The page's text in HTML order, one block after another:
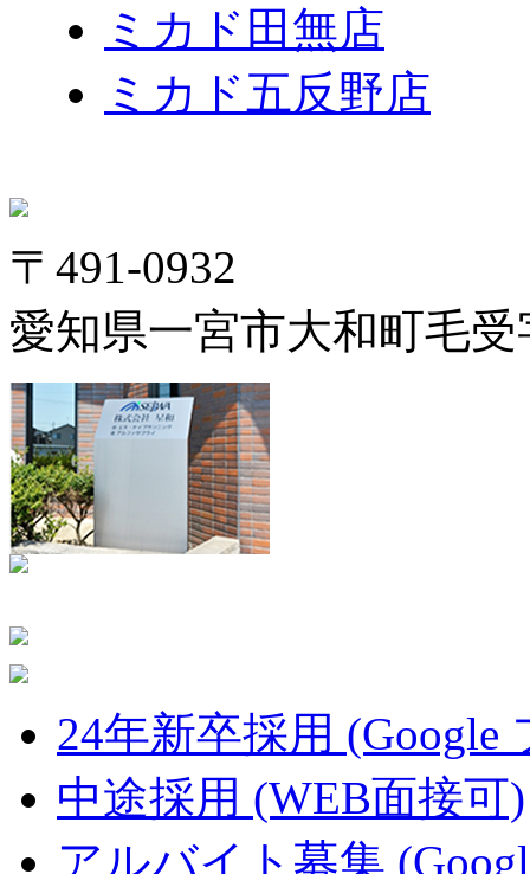
ミカド田無店
ミカド五反野店
〒491-0932
愛知県一宮市大和町毛受
24年新卒採用 (Google
中途採用 (WEB面接可)
アルバイト募集